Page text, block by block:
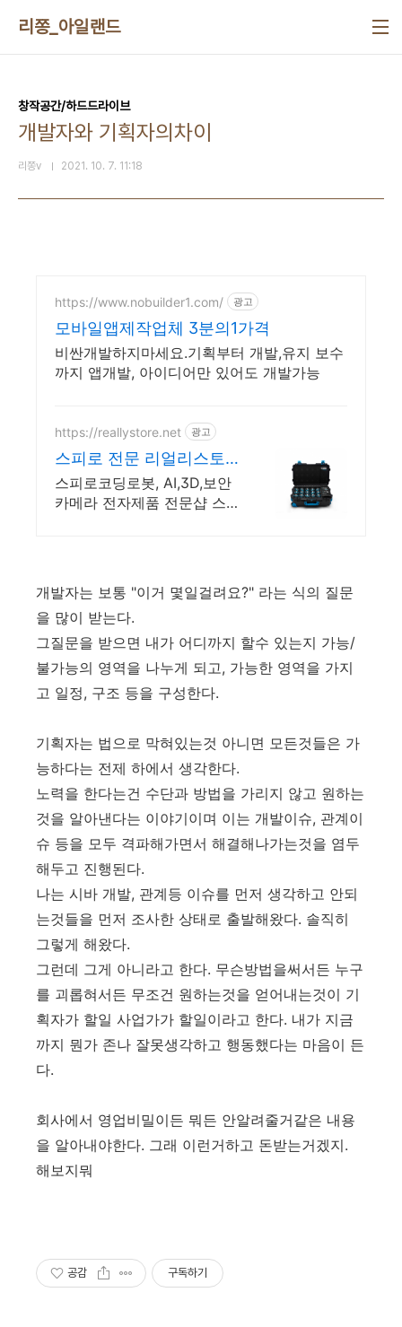
리쫑_아일랜드
창작공간/하드드라이브
개발자와 기획자의차이
리쫑v 2021. 10. 7. 11:18
https://www.nobuilder1.com/ 광고
모바일앱제작업체 3분의1가격
비싼개발하지마세요.기획부터 개발,유지 보수
까지 앱개발, 아이디어만 있어도 개발가능
https://reallystore.net 광고
스피로 전문 리얼리스토
어 코딩교육을 쉽고 재밌
게
스피로코딩로봇, AI,3D,보안
카메라 전자제품 전문샵 스
개발자는 보통 "이거 몇일걸려요?" 라는 식의 질문
을 많이 받는다.
그질문을 받으면 내가 어디까지 할수 있는지 가능/
불가능의 영역을 나누게 되고, 가능한 영역을 가지
고 일정, 구조 등을 구성한다.
기획자는 법으로 막혀있는것 아니면 모든것들은 가
능하다는 전제 하에서 생각한다.
노력을 한다는건 수단과 방법을 가리지 않고 원하는
것을 알아낸다는 이야기이며 이는 개발이슈, 관계이
슈 등을 모두 격파해가면서 해결해나가는것을 염두
해두고 진행된다.
나는 시바 개발, 관계등 이슈를 먼저 생각하고 안되
는것들을 먼저 조사한 상태로 출발해왔다. 솔직히
그렇게 해왔다.
그런데 그게 아니라고 한다. 무슨방법을써서든 누구
를 괴롭혀서든 무조건 원하는것을 얻어내는것이 기
획자가 할일 사업가가 할일이라고 한다. 내가 지금
까지 뭔가 존나 잘못생각하고 행동했다는 마음이 든
다.
회사에서 영업비밀이든 뭐든 안알려줄거같은 내용
을 알아내야한다. 그래 이런거하고 돈받는거겠지.
해보지뭐
공감 구독하기